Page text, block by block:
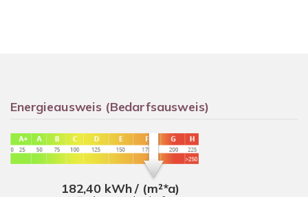
Energieausweis (Bedarfsausweis)
182,40 kWh / (m²*a)